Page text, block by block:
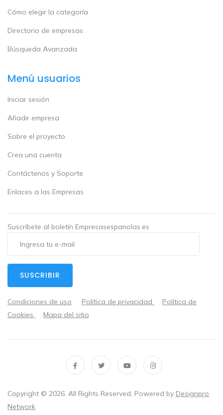
Cómo elegir la categoría
Directorio de empresas
Búsqueda Avanzada
Menú usuarios
Iniciar sesión
Añadir empresa
Sobre el proyecto
Crea una cuenta
Contáctenos y Soporte
Enlaces a las Empresas
Suscríbete al boletín Empresasespanolas.es
Condiciones de uso Política de privacidad
Política de
Cookies
Mapa del sitio
SUSCRIBIR
Copyright © 2026. All Rights Reserved, Powered by Designpro
Network